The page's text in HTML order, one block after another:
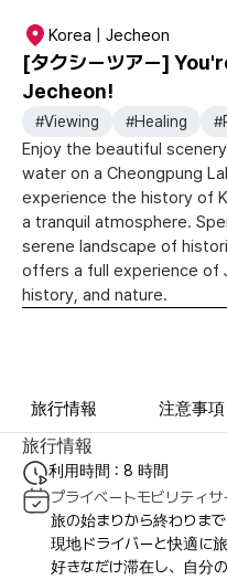
Korea | Jecheon
[タクシーツアー]
Jecheon!
#Viewing #Healing
Enjoy the beautiful
water on a Cheongpung
experience the history of
a tranquil atmosphere.
serene landscape of
offers a full experience of
history, and nature.
旅行情報 注意事項
旅行情報
利用時間 : 8 時間
プライベートモビリティサ
旅の始まりから終わりまで
現地ドライバーと快適に
好きなだけ滞在し、自分